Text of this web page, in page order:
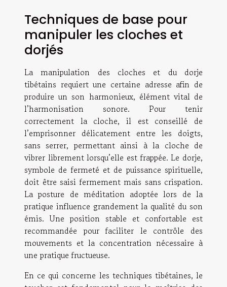
Techniques de base pour
manipuler les cloches et
dorjés
La manipulation des cloches et du dorje
tibétains requiert une certaine adresse afin de
produire un son harmonieux, élément vital de
l’harmonisation sonore. Pour tenir
correctement la cloche, il est conseillé de
l’emprisonner délicatement entre les doigts,
sans serrer, permettant ainsi à la cloche de
vibrer librement lorsqu’elle est frappée. Le dorje,
symbole de fermeté et de puissance spirituelle,
doit être saisi fermement mais sans crispation.
La posture de méditation adoptée lors de la
pratique influence grandement la qualité du son
émis. Une position stable et confortable est
recommandée pour faciliter le contrôle des
mouvements et la concentration nécessaire à
une pratique fructueuse.
En ce qui concerne les techniques tibétaines, le